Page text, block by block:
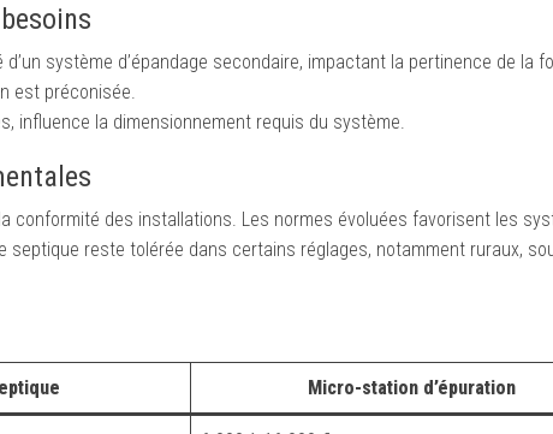
système d’épandage secondaire, impactant la pertinence de la
est préconisée.
influence la dimensionnement requis du système.
conformité des installations. Les normes évoluées favorisent les
reste tolérée dans certains réglages, notamment ruraux,
Micro-station d’épuration